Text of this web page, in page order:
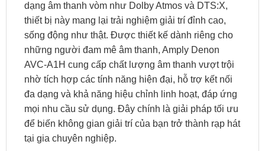
dạng âm thanh vòm như Dolby Atmos và DTS:X,
thiết bị này mang lại trải nghiệm giải trí đỉnh cao,
sống động như thật. Được thiết kế dành riêng cho
những người đam mê âm thanh, Amply Denon
AVC-A1H cung cấp chất lượng âm thanh vượt trội
nhờ tích hợp các tính năng hiện đại, hỗ trợ kết nối
đa dạng và khả năng hiệu chỉnh linh hoạt, đáp ứng
mọi nhu cầu sử dụng. Đây chính là giải pháp tối ưu
để biến không gian giải trí của bạn trở thành rạp hát
tại gia chuyên nghiệp.